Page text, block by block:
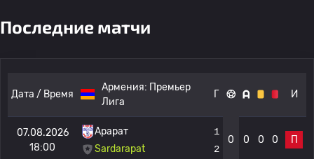
Последние матчи
Дата / Время
Армения: Премьер
Лига
Г И
07.08.2026
18:00
Арарат
Sardarapat
1
2
0 0 0 0 П